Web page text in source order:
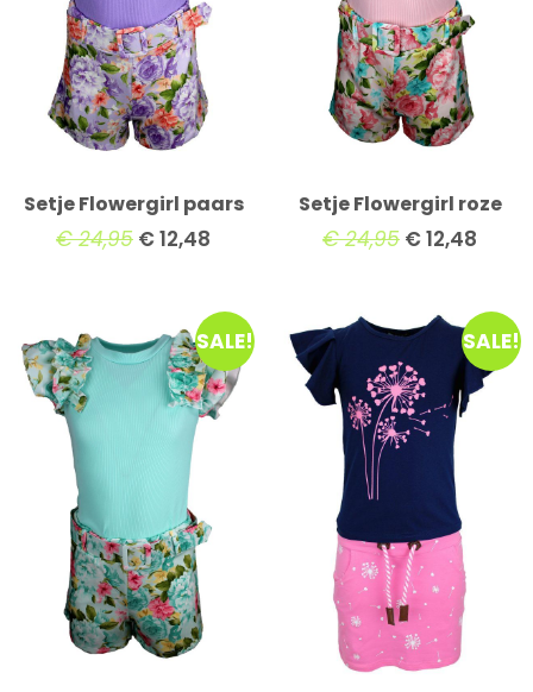
Setje Flowergirl paars
€24,95 €12,48
Setje Flowergirl roze
€24,95 €12,48
SALE! SALE!